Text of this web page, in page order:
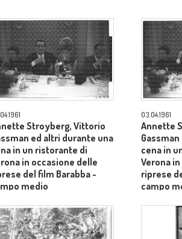
Stroyberg, Vittorio
ed altri durante una
in un ristorante di
in occasione delle
del film Barabba -
medio
03.04.1961
Annette
cena in
Verona
riprese
campo